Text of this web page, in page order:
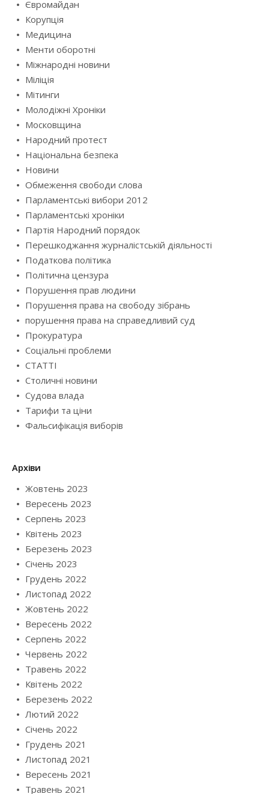
Євромайдан
Корупція
Медицина
Менти оборотні
Міжнародні новини
Міліція
Мітинги
Молодіжні Хроніки
Московщина
Народний протест
Національна безпека
Новини
Обмеження свободи слова
Парламентські вибори 2012
Парламентські хроніки
Партія Народний порядок
Перешкоджання журналістській діяльності
Податкова політика
Політична цензура
Порушення прав людини
Порушення права на свободу зібрань
порушення права на справедливий суд
Прокуратура
Соціальні проблеми
СТАТТІ
Столичні новини
Судова влада
Тарифи та ціни
Фальсифікація виборів
Архіви
Жовтень 2023
Вересень 2023
Серпень 2023
Квітень 2023
Березень 2023
Січень 2023
Грудень 2022
Листопад 2022
Жовтень 2022
Вересень 2022
Серпень 2022
Червень 2022
Травень 2022
Квітень 2022
Березень 2022
Лютий 2022
Січень 2022
Грудень 2021
Листопад 2021
Вересень 2021
Травень 2021